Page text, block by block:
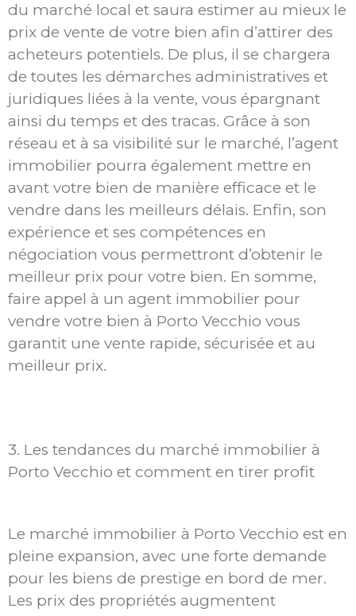
du marché local et saura estimer au mieux le
prix de vente de votre bien afin d’attirer des
acheteurs potentiels. De plus, il se chargera
de toutes les démarches administratives et
juridiques liées à la vente, vous épargnant
ainsi du temps et des tracas. Grâce à son
réseau et à sa visibilité sur le marché, l’agent
immobilier pourra également mettre en
avant votre bien de manière efficace et le
vendre dans les meilleurs délais. Enfin, son
expérience et ses compétences en
négociation vous permettront d’obtenir le
meilleur prix pour votre bien. En somme,
faire appel à un agent immobilier pour
vendre votre bien à Porto Vecchio vous
garantit une vente rapide, sécurisée et au
meilleur prix.
3. Les tendances du marché immobilier à
Porto Vecchio et comment en tirer profit
Le marché immobilier à Porto Vecchio est en
pleine expansion, avec une forte demande
pour les biens de prestige en bord de mer.
Les prix des propriétés augmentent